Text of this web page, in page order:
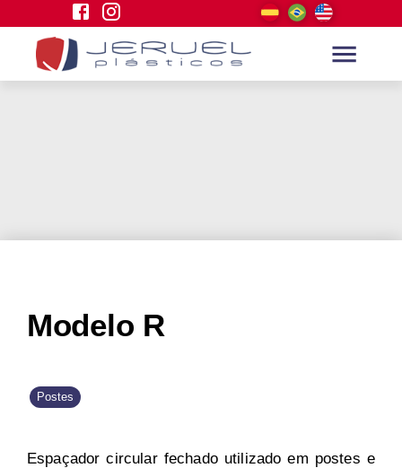
Modelo R
Postes
Espaçador circular fechado utilizado em postes e